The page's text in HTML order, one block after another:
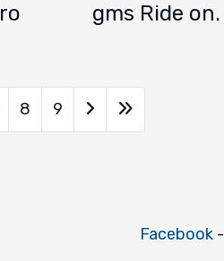
gms Ride on.
8 9
Facebook -